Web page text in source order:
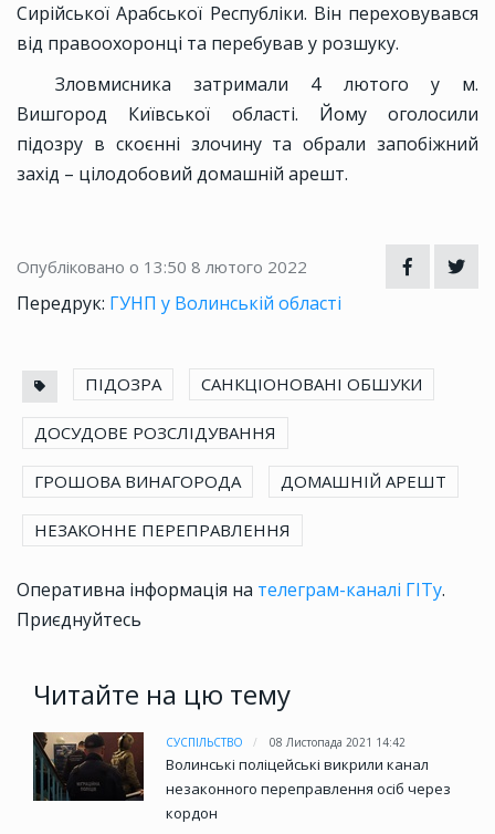
Сирійської Арабської Республіки. Він переховувався
від правоохоронці та перебував у розшуку.
Зловмисника затримали 4 лютого у м.
Вишгород Київської області. Йому оголосили
підозру в скоєнні злочину та обрали запобіжний
захід – цілодобовий домашній арешт.
Опубліковано о 13:50 8 лютого 2022
Передрук: ГУНП у Волинській області
ПІДОЗРА САНКЦІОНОВАНІ ОБШУКИ
ДОСУДОВЕ РОЗСЛІДУВАННЯ
ГРОШОВА ВИНАГОРОДА ДОМАШНІЙ АРЕШТ
НЕЗАКОННЕ ПЕРЕПРАВЛЕННЯ
Оперативна інформація на телеграм-каналі ГІТу.
Приєднуйтесь
Читайте на цю тему
СУСПІЛЬСТВО 08 Листопада 2021 14:42
Волинські поліцейські викрили канал
незаконного переправлення осіб через
кордон